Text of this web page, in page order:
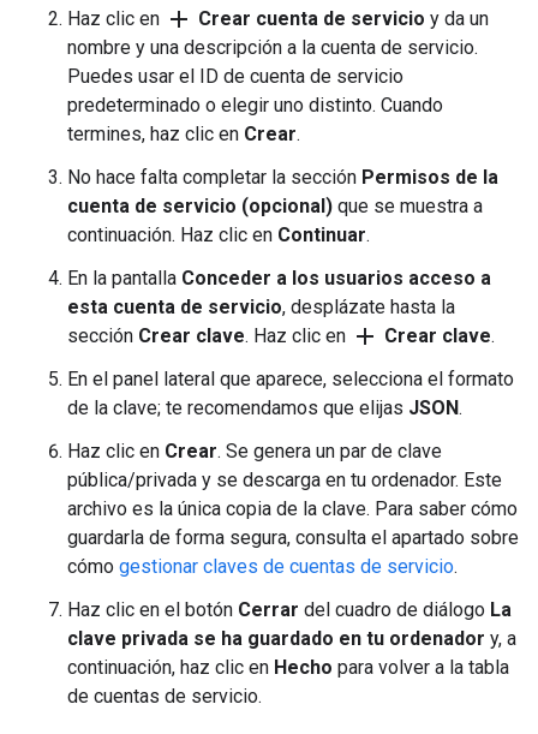
Haz clic en add Crear cuenta de servicio y da un
nombre y una descripción a la cuenta de servicio.
Puedes usar el ID de cuenta de servicio
predeterminado o elegir uno distinto. Cuando
termines, haz clic en Crear.
No hace falta completar la sección Permisos de la
cuenta de servicio (opcional) que se muestra a
continuación. Haz clic en Continuar.
En la pantalla Conceder a los usuarios acceso a
esta cuenta de servicio, desplázate hasta la
sección Crear clave. Haz clic en add Crear clave.
En el panel lateral que aparece, selecciona el formato
de la clave; te recomendamos que elijas JSON.
Haz clic en Crear. Se genera un par de clave
pública/privada y se descarga en tu ordenador. Este
archivo es la única copia de la clave. Para saber cómo
guardarla de forma segura, consulta el apartado sobre
cómo gestionar claves de cuentas de servicio.
Haz clic en el botón Cerrar del cuadro de diálogo La
clave privada se ha guardado en tu ordenador y, a
continuación, haz clic en Hecho para volver a la tabla
de cuentas de servicio.